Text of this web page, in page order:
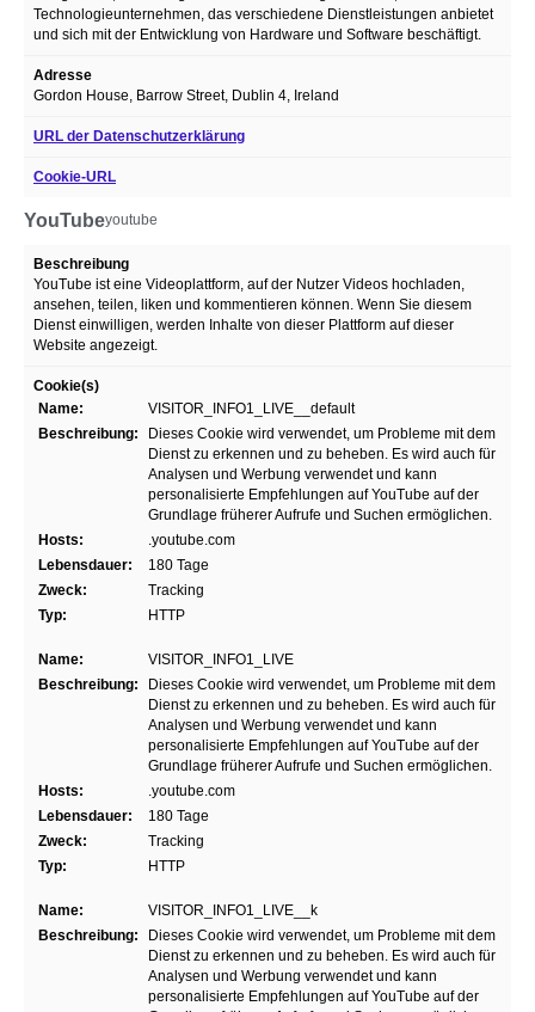
Technologieunternehmen, das verschiedene Dienstleistungen anbietet
und sich mit der Entwicklung von Hardware und Software beschäftigt.
Adresse
Gordon House, Barrow Street, Dublin 4, Ireland
URL der Datenschutzerklärung
Cookie-URL
YouTubeyoutube
Beschreibung
YouTube ist eine Videoplattform, auf der Nutzer Videos hochladen,
ansehen, teilen, liken und kommentieren können. Wenn Sie diesem
Dienst einwilligen, werden Inhalte von dieser Plattform auf dieser
Website angezeigt.
Cookie(s)
Name:
VISITOR_INFO1_LIVE__default
Beschreibung:
Dieses Cookie wird verwendet, um Probleme mit dem
Dienst zu erkennen und zu beheben. Es wird auch für
Analysen und Werbung verwendet und kann
personalisierte Empfehlungen auf YouTube auf der
Grundlage früherer Aufrufe und Suchen ermöglichen.
Hosts:
.youtube.com
Lebensdauer:
180 Tage
Zweck:
Tracking
Typ:
HTTP
Name:
VISITOR_INFO1_LIVE
Beschreibung:
Dieses Cookie wird verwendet, um Probleme mit dem
Dienst zu erkennen und zu beheben. Es wird auch für
Analysen und Werbung verwendet und kann
personalisierte Empfehlungen auf YouTube auf der
Grundlage früherer Aufrufe und Suchen ermöglichen.
Hosts:
.youtube.com
Lebensdauer:
180 Tage
Zweck:
Tracking
Typ:
HTTP
Name:
VISITOR_INFO1_LIVE__k
Beschreibung:
Dieses Cookie wird verwendet, um Probleme mit dem
Dienst zu erkennen und zu beheben. Es wird auch für
Analysen und Werbung verwendet und kann
personalisierte Empfehlungen auf YouTube auf der